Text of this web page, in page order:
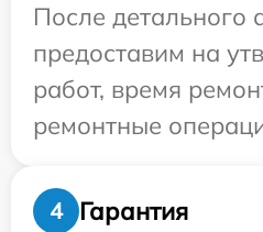
После детального
предоставим на
работ, время
ремонтные
4
Гарантия